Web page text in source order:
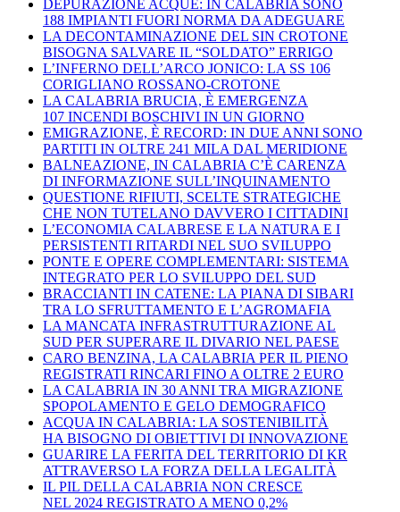
DEPURAZIONE ACQUE: IN CALABRIA SONO
188 IMPIANTI FUORI NORMA DA ADEGUARE
LA DECONTAMINAZIONE DEL SIN CROTONE
BISOGNA SALVARE IL “SOLDATO” ERRIGO
L’INFERNO DELL’ARCO JONICO: LA SS 106
CORIGLIANO ROSSANO-CROTONE
LA CALABRIA BRUCIA, È EMERGENZA
107 INCENDI BOSCHIVI IN UN GIORNO
EMIGRAZIONE, È RECORD: IN DUE ANNI SONO
PARTITI IN OLTRE 241 MILA DAL MERIDIONE
BALNEAZIONE, IN CALABRIA C’È CARENZA
DI INFORMAZIONE SULL’INQUINAMENTO
QUESTIONE RIFIUTI, SCELTE STRATEGICHE
CHE NON TUTELANO DAVVERO I CITTADINI
L’ECONOMIA CALABRESE E LA NATURA E I
PERSISTENTI RITARDI NEL SUO SVILUPPO
PONTE E OPERE COMPLEMENTARI: SISTEMA
INTEGRATO PER LO SVILUPPO DEL SUD
BRACCIANTI IN CATENE: LA PIANA DI SIBARI
TRA LO SFRUTTAMENTO E L’AGROMAFIA
LA MANCATA INFRASTRUTTURAZIONE AL
SUD PER SUPERARE IL DIVARIO NEL PAESE
CARO BENZINA, LA CALABRIA PER IL PIENO
REGISTRATI RINCARI FINO A OLTRE 2 EURO
LA CALABRIA IN 30 ANNI TRA MIGRAZIONE
SPOPOLAMENTO E GELO DEMOGRAFICO
ACQUA IN CALABRIA: LA SOSTENIBILITÀ
HA BISOGNO DI OBIETTIVI DI INNOVAZIONE
GUARIRE LA FERITA DEL TERRITORIO DI KR
ATTRAVERSO LA FORZA DELLA LEGALITÀ
IL PIL DELLA CALABRIA NON CRESCE
NEL 2024 REGISTRATO A MENO 0,2%